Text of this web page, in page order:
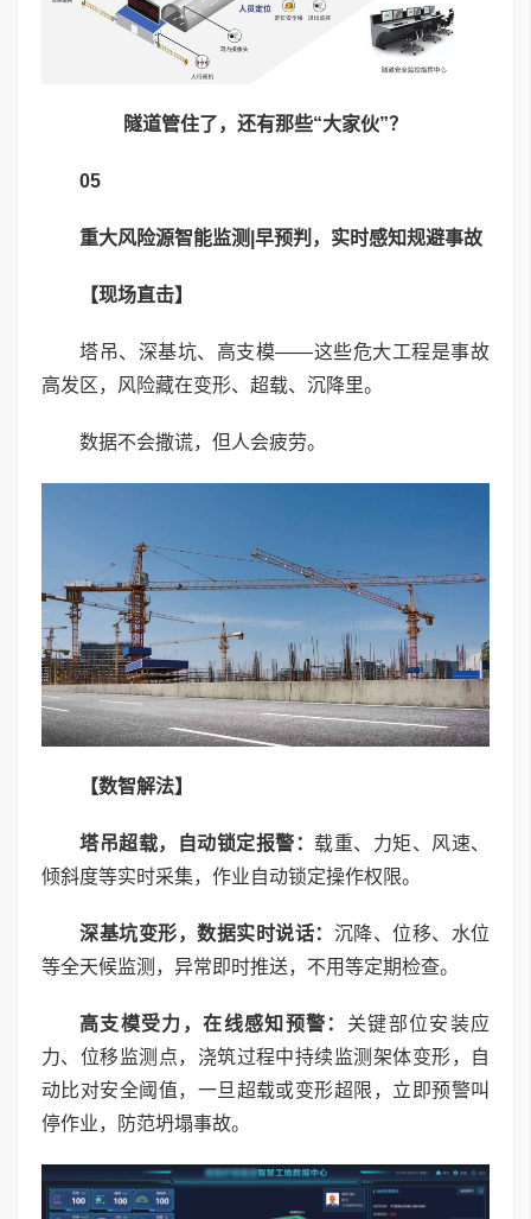
隧道管住了，还有那些“大家伙”？
05
重大风险源智能监测|早预判，实时感知规避事故
【现场直击】
塔吊、深基坑、高支模——这些危大工程是事故
高发区，风险藏在变形、超载、沉降里。
数据不会撒谎，但人会疲劳。
【数智解法】
塔吊超载，自动锁定报警： 载重、力矩、风速、
倾斜度等实时采集，作业自动锁定操作权限。
深基坑变形，数据实时说话： 沉降、位移、水位
等全天候监测，异常即时推送，不用等定期检查。
高支模受力，在线感知预警： 关键部位安装应
力、位移监测点，浇筑过程中持续监测架体变形，自
动比对安全阈值，一旦超载或变形超限，立即预警叫
停作业，防范坍塌事故。